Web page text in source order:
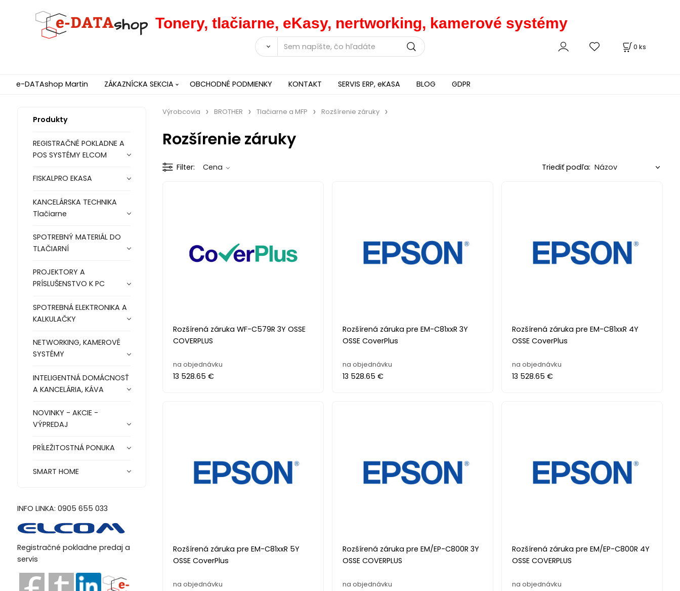
Tonery, tlačiarne, eKasy, nertworking, kamerové systémy
0 ks
e-DATAshop Martin ZÁKAZNÍCKA SEKCIA OBCHODNÉ PODMIENKY KONTAKT SERVIS ERP, eKASA BLOG GDPR
Produkty
REGISTRAČNÉ POKLADNE A
POS SYSTÉMY ELCOM
FISKALPRO EKASA
KANCELÁRSKA TECHNIKA
Tlačiarne
SPOTREBNÝ MATERIÁL DO
TLAČIARNÍ
PROJEKTORY A
PRÍSLUŠENSTVO K PC
SPOTREBNÁ ELEKTRONIKA A
KALKULAČKY
NETWORKING, KAMEROVÉ
SYSTÉMY
INTELIGENTNÁ DOMÁCNOSŤ
A KANCELÁRIA, KÁVA
NOVINKY - AKCIE -
VÝPREDAJ
PRÍLEŽITOSTNÁ PONUKA
SMART HOME
INFO LINKA: 0905 655 033
Registračné pokladne predaj a
servis
Výrobcovia BROTHER Tlačiarne a MFP Rozšírenie záruky
Rozšírenie záruky
Filter Cena Triediť podľa:
Rozšírená záruka WF-C579R 3Y OSSE
COVERPLUS
na objednávku
13 528.65 €
Rozšírená záruka pre EM-C81xxR 3Y
OSSE CoverPlus
na objednávku
13 528.65 €
Rozšírená záruka pre EM-C81xxR 4Y
OSSE CoverPlus
na objednávku
13 528.65 €
Rozšírená záruka pre EM-C81xxR 5Y
OSSE CoverPlus
na objednávku
Rozšírená záruka pre EM/EP-C800R 3Y
OSSE COVERPLUS
na objednávku
Rozšírená záruka pre EM/EP-C800R 4Y
OSSE COVERPLUS
na objednávku